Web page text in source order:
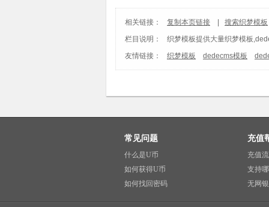
相关链接： 复制本页链接
搜索织梦模板
栏目说明：
织梦模板提供大量织梦模板
友情链接：
织梦模板 dedecms模板
常见问题
什么是U币
如何获得U币
如何找回密码
充值
充值
支持
无网